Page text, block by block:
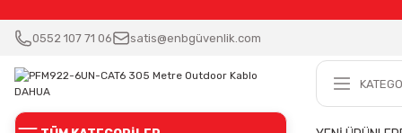
0552 107 71 06 satis@enbgüvenlik.com